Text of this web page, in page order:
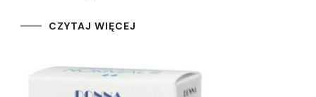
CZYTAJ WIĘCEJ